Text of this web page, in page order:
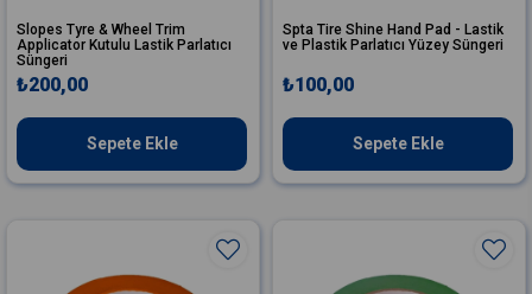
Slopes Tyre & Wheel Trim
Applicator Kutulu Lastik Parlatıcı
Süngeri
₺200,00
Sepete Ekle
Spta Tire Shine Hand Pad - Lastik
ve Plastik Parlatıcı Yüzey Süngeri
₺100,00
Sepete Ekle